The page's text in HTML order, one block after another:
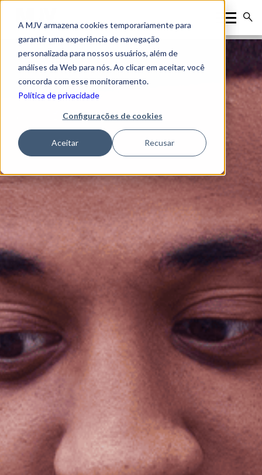
A MJV armazena cookies temporariamente para
garantir uma experiência de navegação
personalizada para nossos usuários, além de
análises da Web para nós. Ao clicar em aceitar, você
concorda com esse monitoramento.
Política de privacidade
Configurações de cookies
Aceitar Recusar